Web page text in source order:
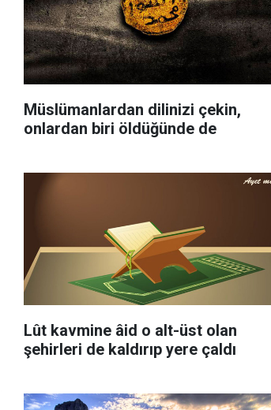
Müslümanlardan dilinizi çekin,
onlardan biri öldüğünde de
Lût kavmine âid o alt-üst olan
şehirleri de kaldırıp yere çaldı